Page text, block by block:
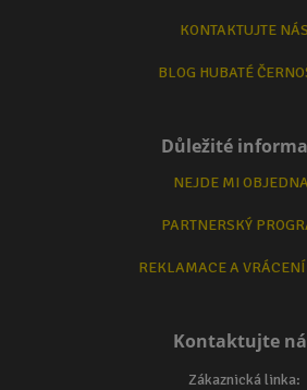
KONTAKTUJTE NÁS
BLOG HUBATÉ
Důležité
NEJDE MI
PARTNERSKÝ
REKLAMACE A
Kontaktujte
Zákaznická linka: